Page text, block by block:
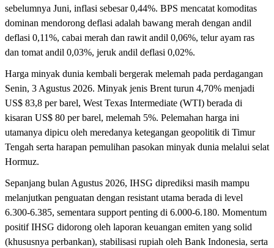
sebelumnya Juni, inflasi sebesar 0,44%. BPS mencatat komoditas
dominan mendorong deflasi adalah bawang merah dengan andil
deflasi 0,11%, cabai merah dan rawit andil 0,06%, telur ayam ras
dan tomat andil 0,03%, jeruk andil deflasi 0,02%.
Harga minyak dunia kembali bergerak melemah pada perdagangan
Senin, 3 Agustus 2026. Minyak jenis Brent turun 4,70% menjadi
US$ 83,8 per barel, West Texas Intermediate (WTI) berada di
kisaran US$ 80 per barel, melemah 5%. Pelemahan harga ini
utamanya dipicu oleh meredanya ketegangan geopolitik di Timur
Tengah serta harapan pemulihan pasokan minyak dunia melalui selat
Hormuz.
Sepanjang bulan Agustus 2026, IHSG diprediksi masih mampu
melanjutkan penguatan dengan resistant utama berada di level
6.300-6.385, sementara support penting di 6.000-6.180. Momentum
positif IHSG didorong oleh laporan keuangan emiten yang solid
(khususnya perbankan), stabilisasi rupiah oleh Bank Indonesia, serta